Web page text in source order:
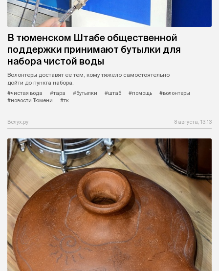
В тюменском Штабе общественной
поддержки принимают бутылки для
набора чистой воды
Волонтеры доставят ее тем, кому тяжело самостоятельно
дойти до пункта набора.
#чистая вода
#тара #бутылки #штаб #помощь
#волонтеры
#новости Тюмени
#тк
Вслух.ру 8 августа, 13:13